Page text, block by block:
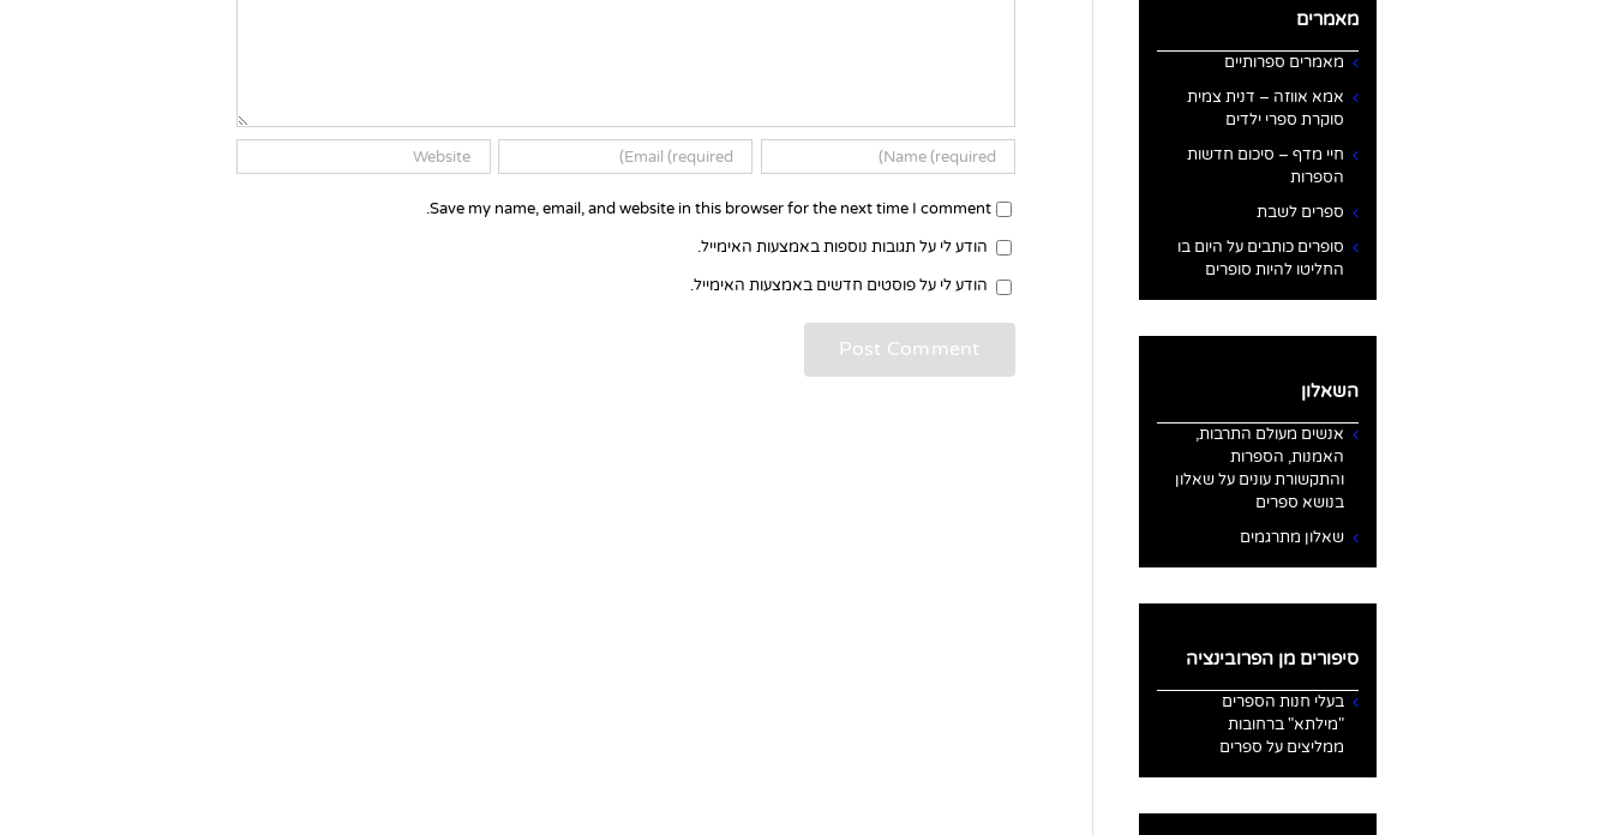
Save my name, email, and website in this browser for the next time I comment.
הודע לי על תגובות נוספות באמצעות האימייל.
הודע לי על פוסטים חדשים באמצעות האימייל.
מאמרים
מאמרים ספרותיים
אמא אווזה – דנית צמית
סוקרת ספרי ילדים
חיי מדף – סיכום חדשות
הספרות
ספרים לשבת
סופרים כותבים על היום בו
החליטו להיות סופרים
השאלון
אנשים מעולם התרבות,
האמנות, הספרות
והתקשורת עונים על שאלון
בנושא ספרים
שאלון מתרגמים
סיפורים מן הפרובינציה
בעלי חנות הספרים
"מילתא" ברחובות
ממליצים על ספרים